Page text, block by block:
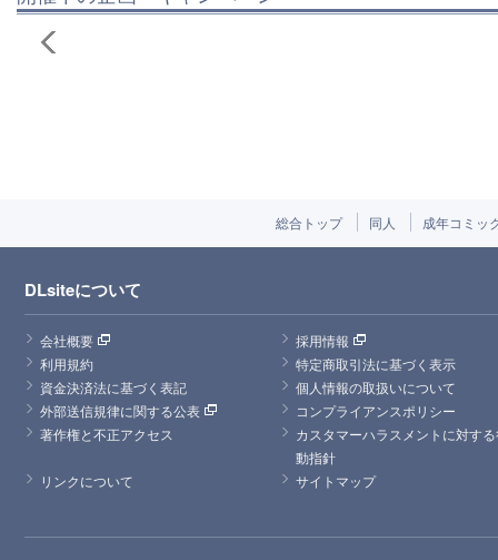
総合トップ 同人 成年コミッ
DLsiteについて
会社概要
採用情報
利用規約
特定商取引法に基づく表示
資金決済法に基づく表記
個人情報の取扱いについて
外部送信規律に関する公表
コンプライアンスポリシー
著作権と不正アクセス
カスタマーハラスメントに対す
動指針
リンクについて
サイトマップ